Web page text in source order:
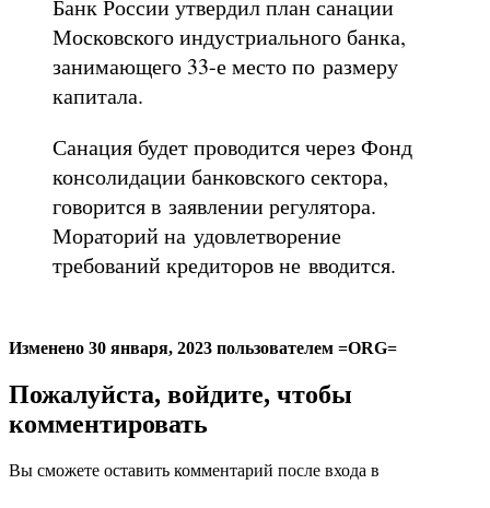
Банк России утвердил план санации
Московского индустриального банка,
занимающего 33-е место по размеру
капитала.
Санация будет проводится через Фонд
консолидации банковского сектора,
говорится в заявлении регулятора.
Мораторий на удовлетворение
требований кредиторов не вводится.
Изменено 30 января, 2023 пользователем =ORG=
Пожалуйста, войдите, чтобы
комментировать
Вы сможете оставить комментарий после входа в